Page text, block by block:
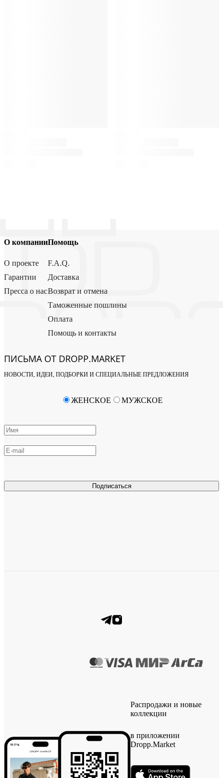
О компании
О проекте
Гарантии
Пресса о нас
Помощь
F.A.Q.
Доставка
Возврат и отмена
Таможенные пошлины
Оплата
Помощь и контакты
ПИСЬМА ОТ DROPP.MARKET
НОВОСТИ, ИДЕИ, ПОДБОРКИ И СПЕЦИАЛЬНЫЕ ПРЕДЛОЖЕНИЯ
Подписаться
ЖЕНСКОЕ МУЖСКОЕ
Распродажи и новые
коллекции
в приложении
Dropp.Market